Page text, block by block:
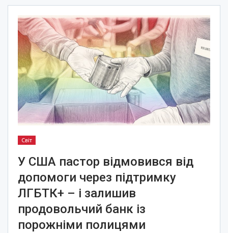
Світ
У США пастор відмовився від
допомоги через підтримку
ЛГБТК+ – і залишив
продовольчий банк із
порожніми полицями